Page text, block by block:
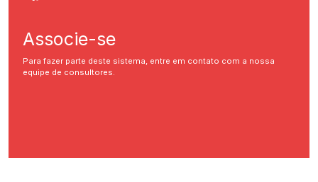
Associe-se
Para fazer parte deste sistema, entre em contato com a nossa
equipe de consultores.